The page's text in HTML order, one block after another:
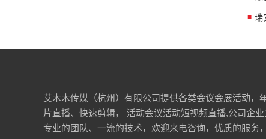
艾木木传媒（杭州）有限公司提供各类会议会展活动
片直播、快速剪辑， 活动会议活动短视频直播,公司企
专业的团队、一流的技术，欢迎来电咨询，优质的服务